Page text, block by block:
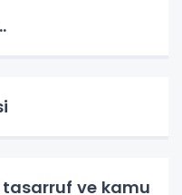
ve kamu